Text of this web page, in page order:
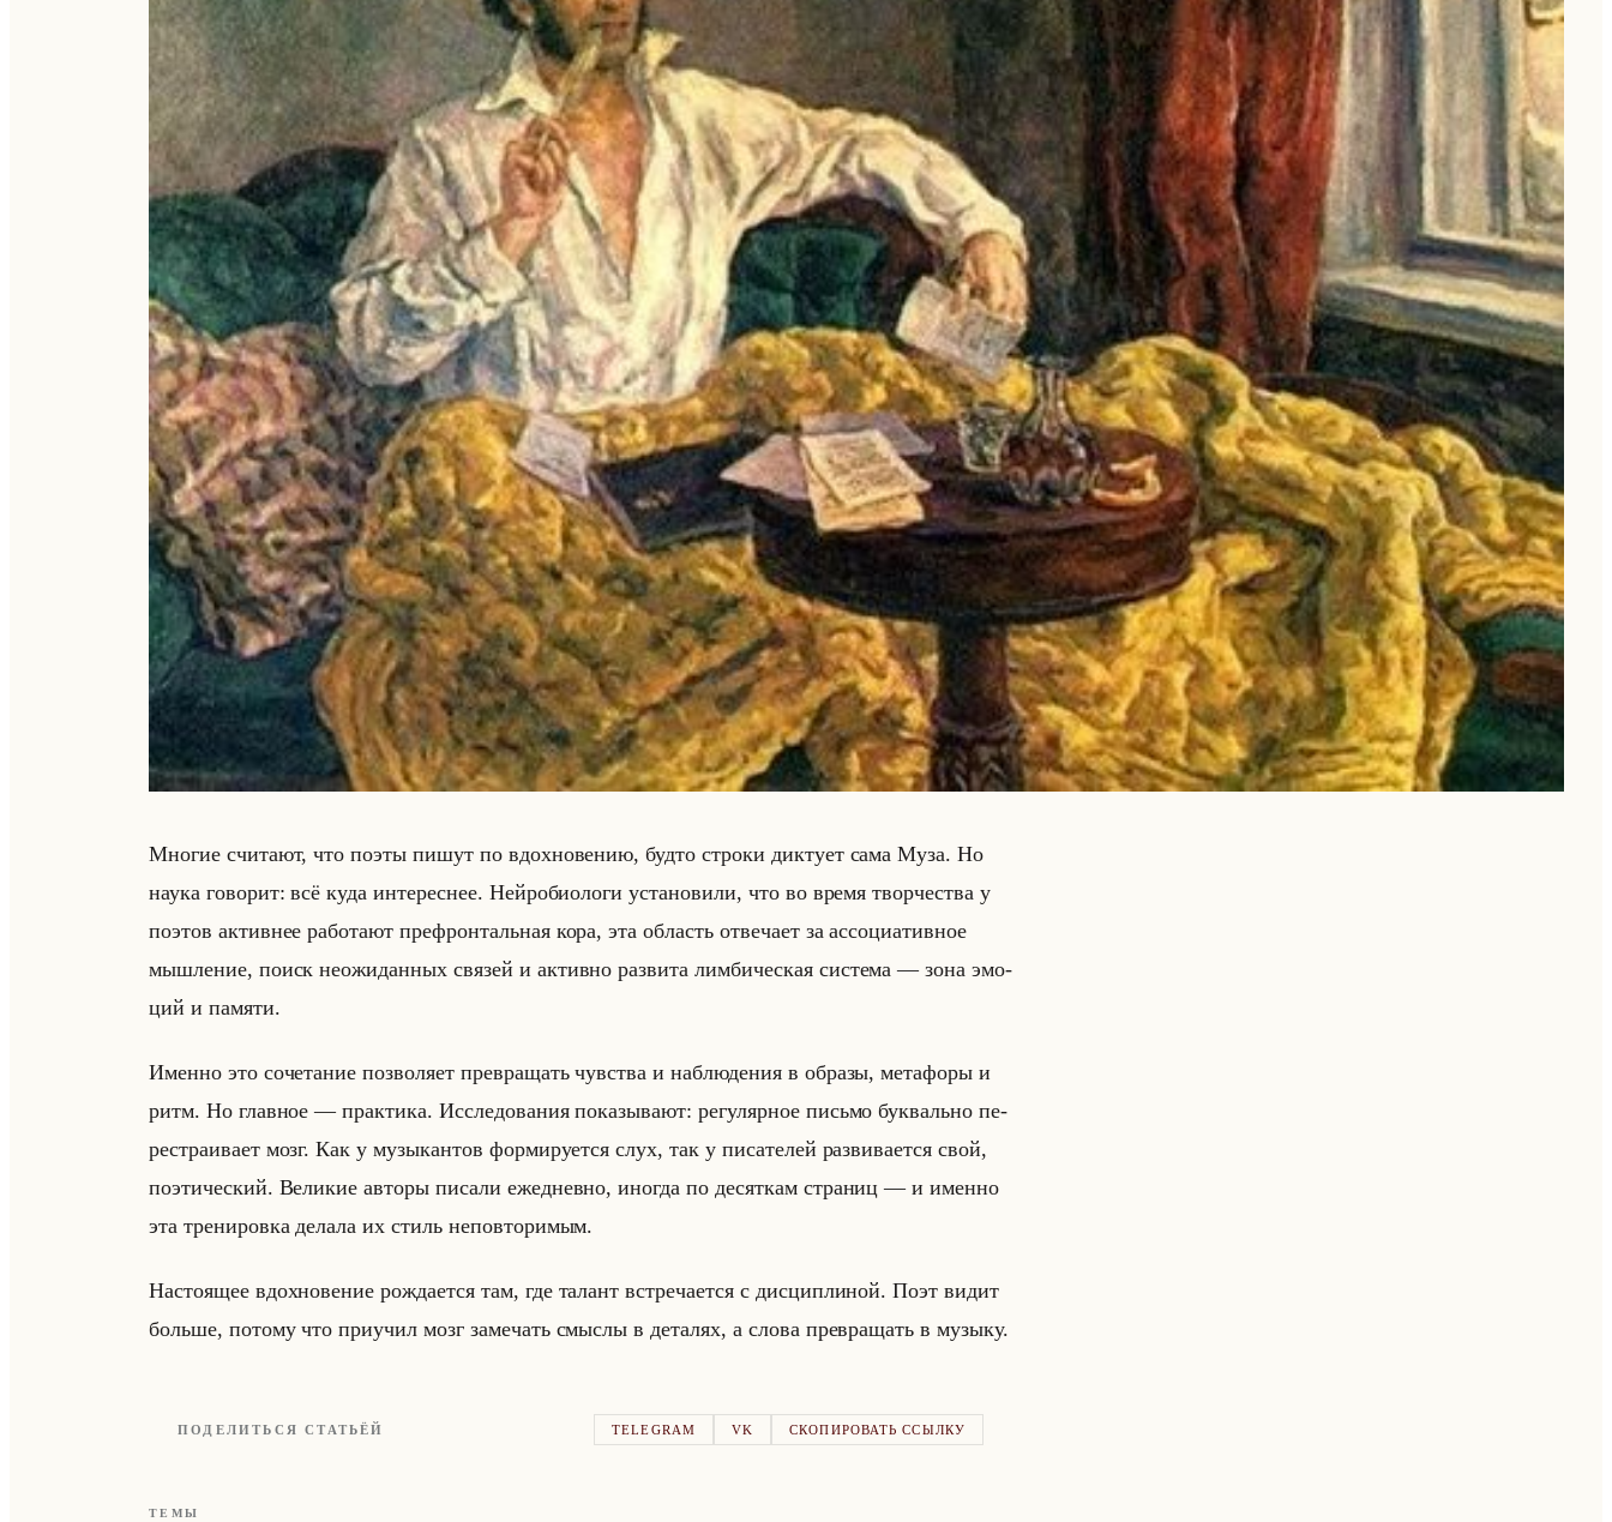
Мно­гие счи­та­ют, что поэты пишут по вдох­но­ве­нию, будто стро­ки дик­ту­ет сама Муза. Но
наука го­во­рит: всё куда ин­те­рес­нее. Нейро­био­ло­ги уста­но­ви­ли, что во время твор­че­ства у
по­этов ак­тив­нее ра­бо­та­ют пре­фрон­тальная кора, эта об­ласть от­ве­ча­ет за ас­со­ци­атив­ное
мыш­ле­ние, поиск неожи­дан­ных свя­зей и ак­тив­но раз­ви­та лим­би­че­ская си­сте­ма — зона эмо­
ций и па­мя­ти.
Имен­но это со­че­та­ние поз­во­ля­ет пре­вра­щать чув­ства и на­блю­де­ния в об­ра­зы, ме­та­фо­ры и
ритм. Но глав­ное — прак­ти­ка. Ис­сле­до­ва­ния по­ка­зы­ва­ют: ре­гу­ляр­ное письмо бук­вально пе­
ре­стра­ива­ет мозг. Как у му­зы­кан­тов фор­ми­ру­ет­ся слух, так у пи­са­те­лей раз­ви­ва­ет­ся свой,
по­эти­че­ский. Ве­ли­кие ав­то­ры пи­са­ли еже­днев­но, ино­гда по де­сят­кам стра­ниц — и имен­но
эта тре­ни­ров­ка де­ла­ла их стиль непо­вто­ри­мым.
На­сто­ящее вдох­но­ве­ние рож­да­ет­ся там, где та­лант встре­ча­ет­ся с дис­ци­пли­ной. Поэт видит
больше, по­то­му что при­учил мозг за­ме­чать смыс­лы в де­та­лях, а слова пре­вра­щать в му­зы­ку.
ПОДЕЛИТЬСЯ СТАТЬЁЙ TELEGRAM VK СКОПИРОВАТЬ ССЫЛКУ
ТЕМЫ